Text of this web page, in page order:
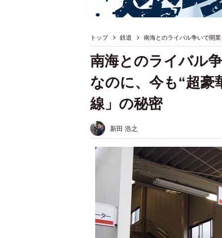
トップ 鉄道 南海とのライバル争いで開
南海とのライバル
なのに、今も“超豪
線」の秘密
新田 浩之